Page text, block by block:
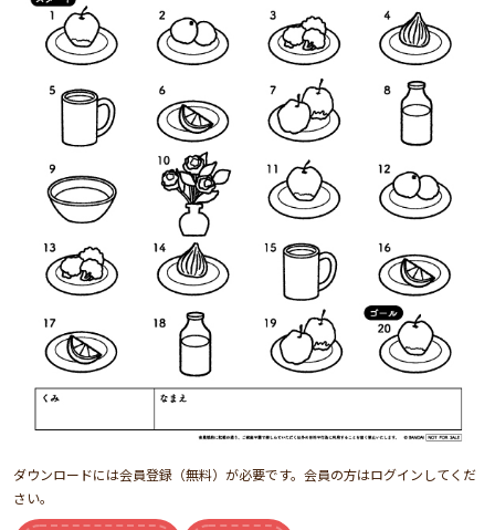
ダウンロードには会員登録（無料）が必要です。会員の方はログインしてくだ
さい。